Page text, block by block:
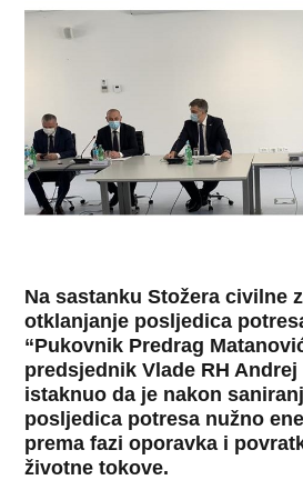
Na sastanku Stožera civilne
otklanjanje posljedica
“Pukovnik Predrag
predsjednik Vlade RH
istaknuo da je nakon
posljedica potresa nužno
prema fazi oporavka i
životne tokove.